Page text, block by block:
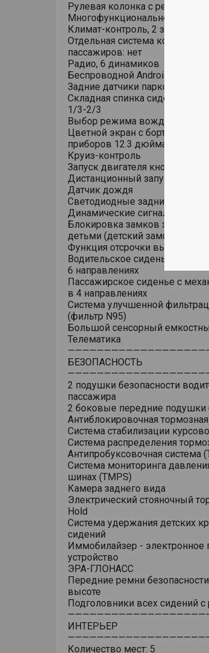
Рулевая колонка с
Многофункциональное
Климат-контроль, 2 зоны
Отдельная система
пассажиров: нет
Радио, 6 динамиков
Беспроводной Android Auto/
Задние датчики парковки
Складная спинка сидений
1/3-2/3
Выбор режима вождения
Цветной экран с бортовым
приборов 12.3 дюйма
Круиз-контроль
Запуск двигателя кнопкой
Дистанционный запуск
Датчик дождя
Светодиодные задние фонари
Динамические сигналы
Блокировка замков задних
детьми (детский замок)
Функция отсрочки
Водительское сиденье с
6 направлениях
Пассажирское сиденье с
в 4 направлениях
Система улучшенной
(фильтр N95)
Большой сенсорный
Телематика
БЕЗОПАСНОСТЬ
2 подушки безопасности
пассажира
2 боковые передние подушки
Антиблокировочная
Система стабилизации
Система распределения
Антипробуксовочная система
Система мониторинга
шинах (TMPS)
Камера заднего вида
Электрический стояночный
Hold
Система удержания детских
сидений
Иммобилайзер - электронное
устройство
ЭРА-ГЛОНАСС
Передние ремни
высоте
Подголовники всех сидений
ИНТЕРЬЕР
Количество мест: 5